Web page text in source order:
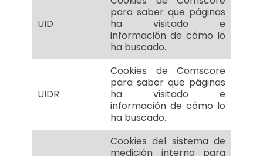
UID
para saber que páginas
ha visitado e
información de cómo lo
ha buscado.
UIDR
Cookies de Comscore
para saber que páginas
ha visitado e
información de cómo lo
ha buscado.
Cookies del sistema de
medición interno para